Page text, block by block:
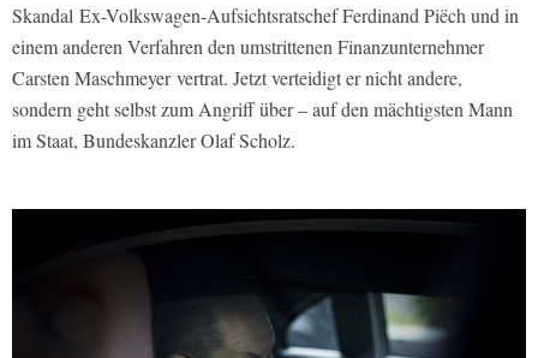
Skandal Ex-Volkswagen-Aufsichtsratschef Ferdinand Piëch und in
einem anderen Verfahren den umstrittenen Finanzunternehmer
Carsten Maschmeyer vertrat. Jetzt verteidigt er nicht andere,
sondern geht selbst zum Angriff über – auf den mächtigsten Mann
im Staat, Bundeskanzler Olaf Scholz.